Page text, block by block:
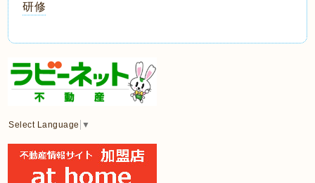
研修
Select Language ▼